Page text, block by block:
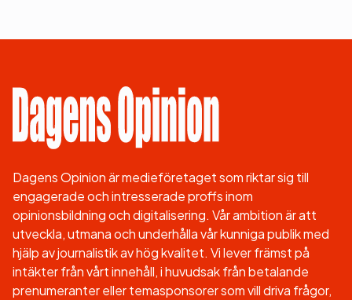
Dagens Opinion är medieföretaget som riktar sig till
engagerade och intresserade proffs inom
opinionsbildning och digitalisering. Vår ambition är att
utveckla, utmana och underhålla vår kunniga publik med
hjälp av journalistik av hög kvalitet. Vi lever främst på
intäkter från vårt innehåll, i huvudsak från betalande
prenumeranter eller temasponsorer som vill driva frågor,